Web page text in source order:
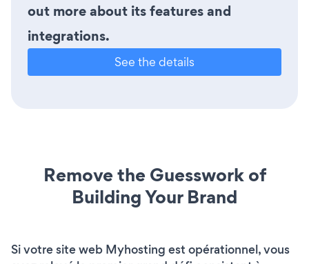
out more about its features and
integrations.
See the details
Remove the Guesswork of
Building Your Brand
Si votre site web Myhosting est opérationnel, vous